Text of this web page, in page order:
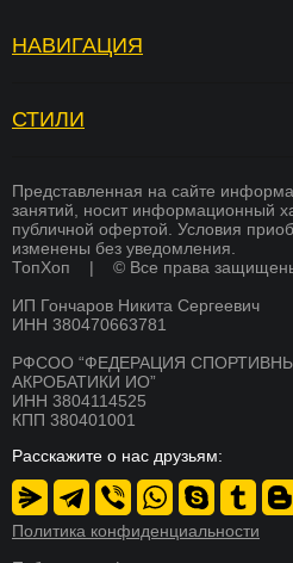
НАВИГАЦИЯ
Услуги
Памятка для родителей
Преподаватели
Стоимость
Расписание
О школе
Никита Гончаров
Система лояльности
Новости
Вопросы и ответы
Академия тренеров
Франшиза
Оплата
Магазин
Документы
Дипломы и сертификаты
Контакты
Реквизиты
СТИЛИ
ХИП ХОП
СОВРЕМЕННЫЕ ТАНЦЫ
K-POP
СКОРО
БРЕЙКИНГ
СКОРО
ХИП ХОП
СКОРО
СКОРО
АКТЕРСКОЕ МАСТЕРСТВО
СКОРО
Представленная на сайте
занятий, носит информационный
публичной офертой. Условия
изменены без уведомления.
ТопХоп | © Все права
ИП Гончаров Никита Сергеевич
ИНН 380470663781
РФСОО “ФЕДЕРАЦИЯ
АКРОБАТИКИ ИО”
ИНН 3804114525
КПП 380401001
Расскажите о нас друзьям:
Политика конфиденциальности